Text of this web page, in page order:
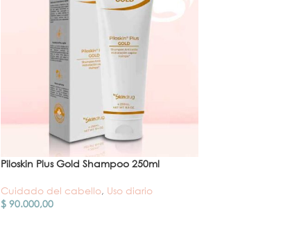
Piloskin Plus Gold Shampoo 250ml
Cuidado del cabello, Uso diario
$90.000,00